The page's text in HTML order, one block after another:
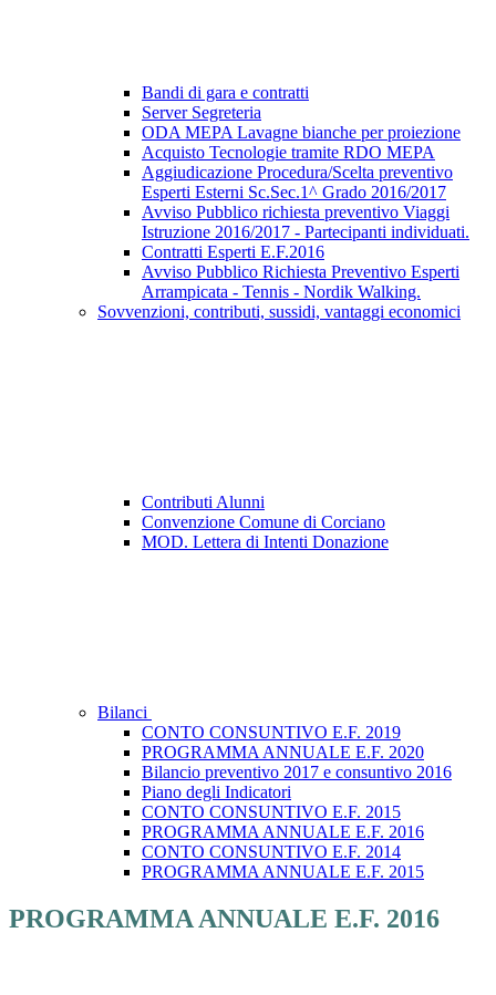
Bandi di gara e contratti
Server Segreteria
ODA MEPA Lavagne bianche per proiezione
Acquisto Tecnologie tramite RDO MEPA
Aggiudicazione Procedura/Scelta preventivo
Esperti Esterni Sc.Sec.1^ Grado 2016/2017
Avviso Pubblico richiesta preventivo Viaggi
Istruzione 2016/2017 - Partecipanti individuati.
Contratti Esperti E.F.2016
Avviso Pubblico Richiesta Preventivo Esperti
Arrampicata - Tennis - Nordik Walking.
Sovvenzioni, contributi, sussidi, vantaggi economici
Contributi Alunni
Convenzione Comune di Corciano
MOD. Lettera di Intenti Donazione
Bilanci
CONTO CONSUNTIVO E.F. 2019
PROGRAMMA ANNUALE E.F. 2020
Bilancio preventivo 2017 e consuntivo 2016
Piano degli Indicatori
CONTO CONSUNTIVO E.F. 2015
PROGRAMMA ANNUALE E.F. 2016
CONTO CONSUNTIVO E.F. 2014
PROGRAMMA ANNUALE E.F. 2015
PROGRAMMA ANNUALE E.F. 2016